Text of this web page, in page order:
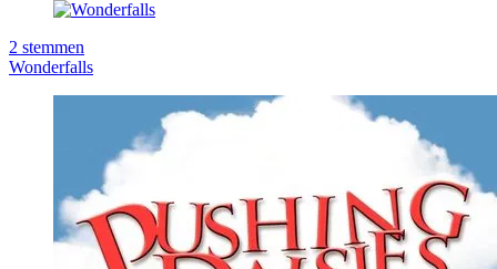
2 stemmen
Wonderfalls